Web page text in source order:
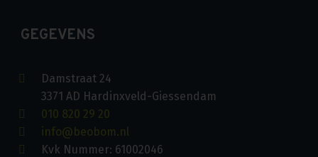
GEGEVENS
Damstraat 24
3371 AD Hardinxveld-Giessendam
010 820 29 20
info@beobom.nl
Kvk Nummer: 61002046